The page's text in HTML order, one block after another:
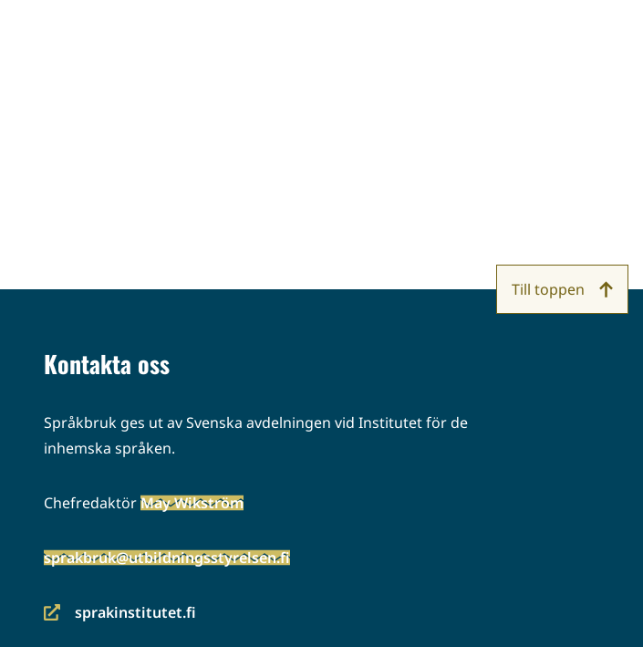
Kontakta oss
Språkbruk ges ut av Svenska avdelningen vid Institutet för de
inhemska språken.
ChefredaktörMay Wikström
sprakbruk@utbildningsstyrelsen.fi
sprakinstitutet.fi
(siirryt
Till toppen